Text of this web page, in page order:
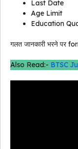
Last Date
Age Limit
Education
गलत जानकारी भरने पर
Also Read:- BTSC